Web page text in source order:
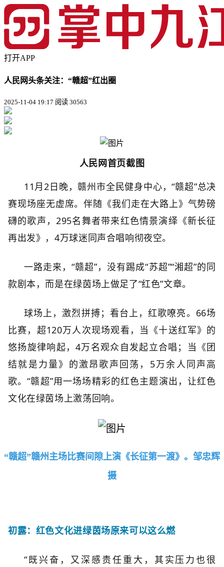
打开APP
人民网头条关注：“赣超”红出圈
2025-11-04 19:17 阅读 30563
人民网首页截图
11月2日晚，赣州市全民健身中心，“赣超”总决
赛现场座无虚席。伴随《我们走在大路上》气势磅
礴的歌声，295名舞者带来红色情景演绎《新长征
再出发》，4万球迷同声合唱响彻夜空。
一路走来，“赣超”，没有踢成“苏超”“湘超”的同
款剧本，而是在绿茵场上做足了“红色”文章。
球场上，激烈拼搏；看台上，红歌嘹亮。66场
比赛，超120万人次现场观看，当《十送红军》的
悠扬旋律响起，4万名观众自发起立合唱；当《团
结就是力量》的激昂歌声回荡，5万余人同声高
歌。“赣超”用一场场精彩的红色主题演出，让红色
文化在绿茵场上激荡回响。
“赣超”赣州主场比赛间隙上演《长征第一渡》。邹忠辉
摄
初露：红色文化进绿茵场原来可以这么燃
“既兴奋，又深感责任重大，其实压力也很